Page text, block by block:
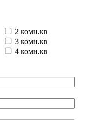
2 комн.кв
3 комн.кв
4 комн.кв